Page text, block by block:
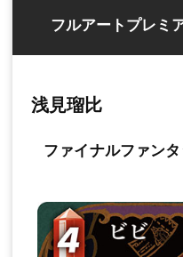
フルアートプレミ
浅見瑠比
ファイナルファン